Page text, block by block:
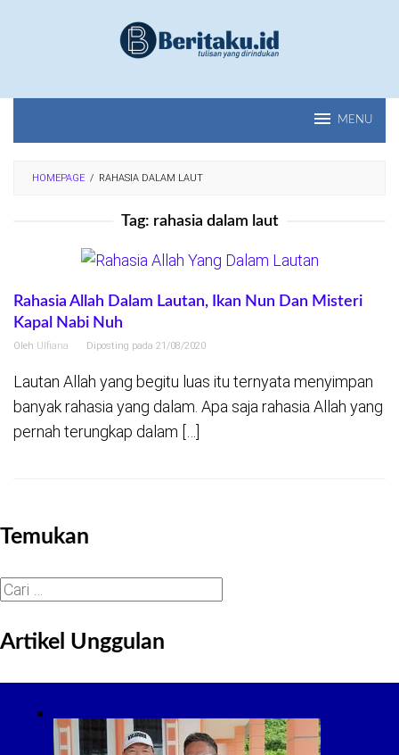
MENU
HOMEPAGE / RAHASIA DALAM LAUT
Tag: rahasia dalam laut
Rahasia Allah Dalam Lautan, Ikan Nun Dan Misteri
Kapal Nabi Nuh
Oleh Ulfiana Diposting pada 21/08/2020
Lautan Allah yang begitu luas itu ternyata menyimpan
banyak rahasia yang dalam. Apa saja rahasia Allah yang
pernah terungkap dalam […]
Temukan
Cari
Artikel Unggulan